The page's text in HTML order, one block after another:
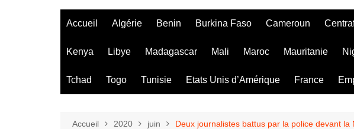
Accueil Algérie Benin Burkina Faso Cameroun
Kenya Libye Madagascar Mali Maroc Mauritanie
Tchad Togo Tunisie Etats Unis d’Amérique France
Accueil 2020 juin Deux journalistes battus par la police devant